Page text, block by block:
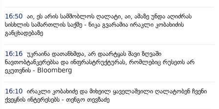
16:50 აი, ეს არის სამშობლოს ღალატი, აი, ამაზე უნდა აღიძრას
სისხლის სამართლის საქმე - ნიკა გვარამია ირაკლი კობახიძის
განცხადებაზე
16:16 უკრაინა დათანხმდა, არ დაარტყას შავი ზღვაში
ნავთობტანკერებსა და ინფრასტრუქტურას, რომლებიც რუსეთს არ
ეკუთვნის - Bloomberg
16:10 ირაკლი კობახიძე და მიხეილ ყაველაშვილი ღალატობენ ჩვენი
ქვეყნის ინტერესებს - თენგო თევზაძე